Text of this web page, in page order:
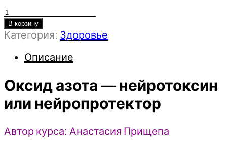
Количество
товара
Оксид
или
нейропротектор
-
Прищепа
В корзину
Категория: Здоровье
Описание
Оксид азота — нейротоксин
или нейропротектор
Автор курса: Анастасия Прищепа